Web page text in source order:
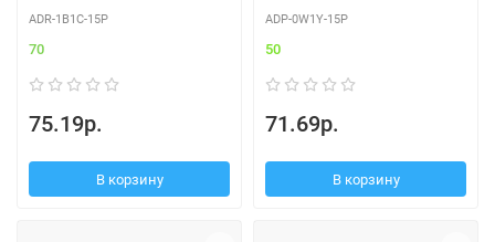
ADR-1B1C-15P
70
75.19р.
В корзину
ADP-0W1Y-15P
50
71.69р.
В корзину